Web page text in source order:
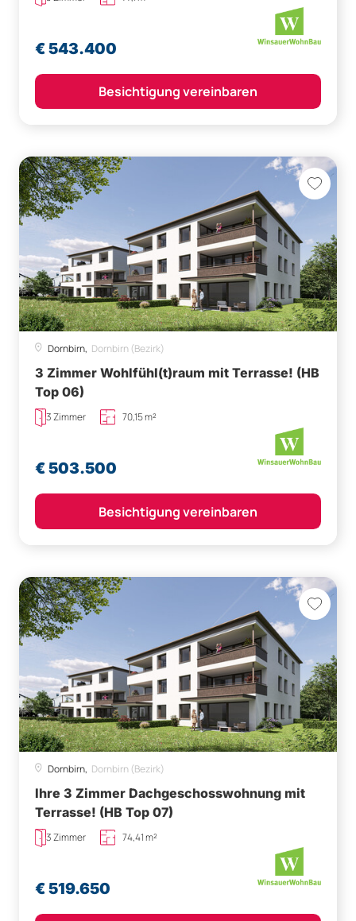
€ 543.400
Besichtigung vereinbaren
Dornbirn, Dornbirn (Bezirk)
3 Zimmer Wohlfühl(t)raum mit Terrasse! (HB
Top 06)
3 Zimmer 70,15 m²
€ 503.500
Besichtigung vereinbaren
Dornbirn, Dornbirn (Bezirk)
Ihre 3 Zimmer Dachgeschosswohnung mit
Terrasse! (HB Top 07)
3 Zimmer 74,41 m²
€ 519.650